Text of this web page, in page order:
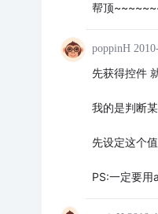
帮顶
poppinH
先获得控件
我的是判断
先设定这个
PS:一定要